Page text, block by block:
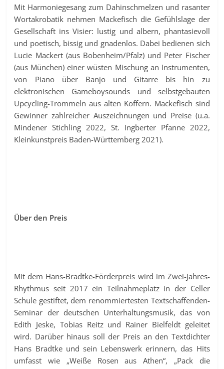
Mit Harmoniegesang zum Dahinschmelzen und rasanter
Wortakrobatik nehmen Mackefisch die Gefühlslage der
Gesellschaft ins Visier: lustig und albern, phantasievoll
und poetisch, bissig und gnadenlos. Dabei bedienen sich
Lucie Mackert (aus Bobenheim/Pfalz) und Peter Fischer
(aus München) einer wüsten Mischung an Instrumenten,
von Piano über Banjo und Gitarre bis hin zu
elektronischen Gameboysounds und selbstgebauten
Upcycling-Trommeln aus alten Koffern. Mackefisch sind
Gewinner zahlreicher Auszeichnungen und Preise (u.a.
Mindener Stichling 2022, St. Ingberter Pfanne 2022,
Kleinkunstpreis Baden-Württemberg 2021).
Über den Preis
Mit dem Hans-Bradtke-Förderpreis wird im Zwei-Jahres-
Rhythmus seit 2017 ein Teilnahmeplatz in der Celler
Schule gestiftet, dem renommiertesten Textschaffenden-
Seminar der deutschen Unterhaltungsmusik, das von
Edith Jeske, Tobias Reitz und Rainer Bielfeldt geleitet
wird. Darüber hinaus soll der Preis an den Textdichter
Hans Bradtke und sein Lebenswerk erinnern, das Hits
umfasst wie „Weiße Rosen aus Athen“, „Pack die